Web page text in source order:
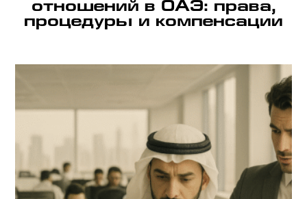
отношений в ОАЭ: права,
процедуры и компенсации